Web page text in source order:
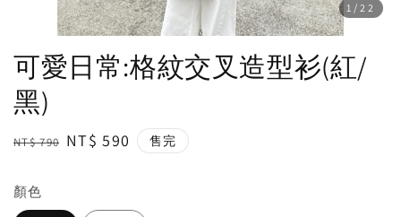
1 /22
可愛日常:格紋交叉造型衫(紅/
黑)
Regular
NT$ 790 Sale
NT$ 590 售完
顏色